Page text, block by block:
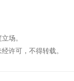
场。
许可，不得转载。